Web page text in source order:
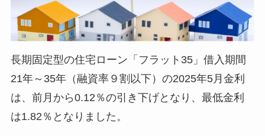
長期固定型の住宅ローン「フラット35」借入期間
21年～35年（融資率９割以下）の2025年5月金利
は、前月から0.12％の引き下げとなり、最低金利
は1.82％となりました。